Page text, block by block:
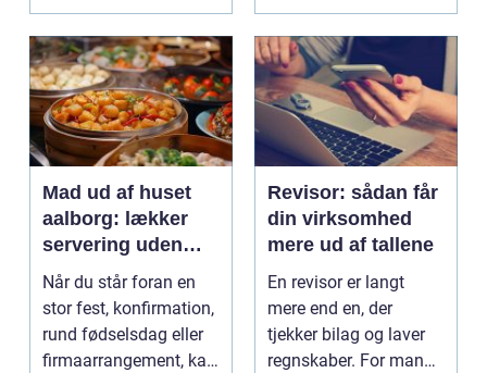
Mad ud af huset
aalborg: lækker
servering uden
stress
Når du står foran en
stor fest, konfirmation,
rund fødselsdag eller
firmaarrangement, kan
Revisor: sådan får
din virksomhed
mere ud af tallene
En revisor er langt
mere end en, der
tjekker bilag og laver
regnskaber. For mange